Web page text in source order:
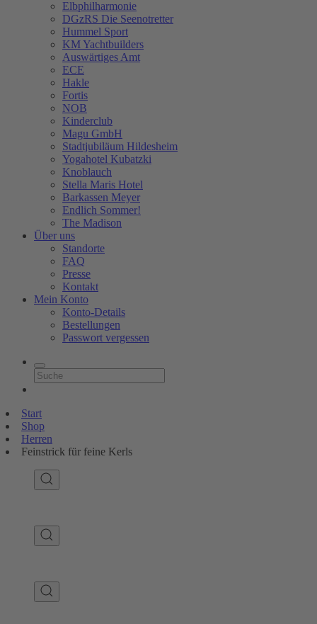
Elbphilharmonie
DGzRS Die Seenotretter
Hummel Sport
KM Yachtbuilders
Auswärtiges Amt
ECE
Hakle
Fortis
NOB
Kinderclub
Magu GmbH
Stadtjubiläum Hildesheim
Yogahotel Kubatzki
Knoblauch
Stella Maris Hotel
Barkassen Meyer
Endlich Sommer!
The Madison
Über uns
Standorte
FAQ
Presse
Kontakt
Mein Konto
Konto-Details
Bestellungen
Passwort vergessen
Start
Shop
Herren
Feinstrick für feine Kerls